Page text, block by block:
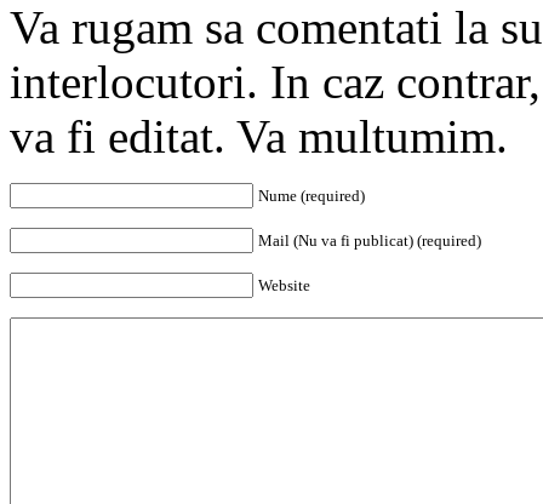
Va rugam sa comentati la
interlocutori. In caz
va fi editat. Va multumim.
Nume (required)
Mail (Nu va fi publicat) (required)
Website